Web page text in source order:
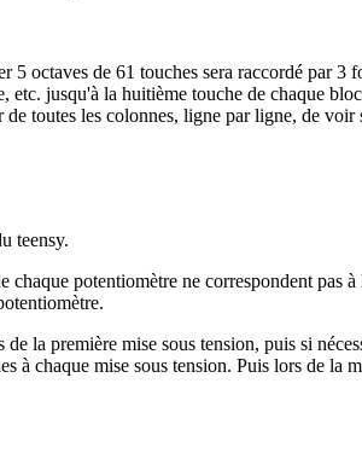
5 octaves de 61 touches sera raccordé
etc. jusqu'à la huitième touche de chaque
toutes les colonnes, ligne par ligne, de voir
teensy.
potentiomètre ne correspondent pas
la première mise sous tension, puis si
à chaque mise sous tension. Puis lors de